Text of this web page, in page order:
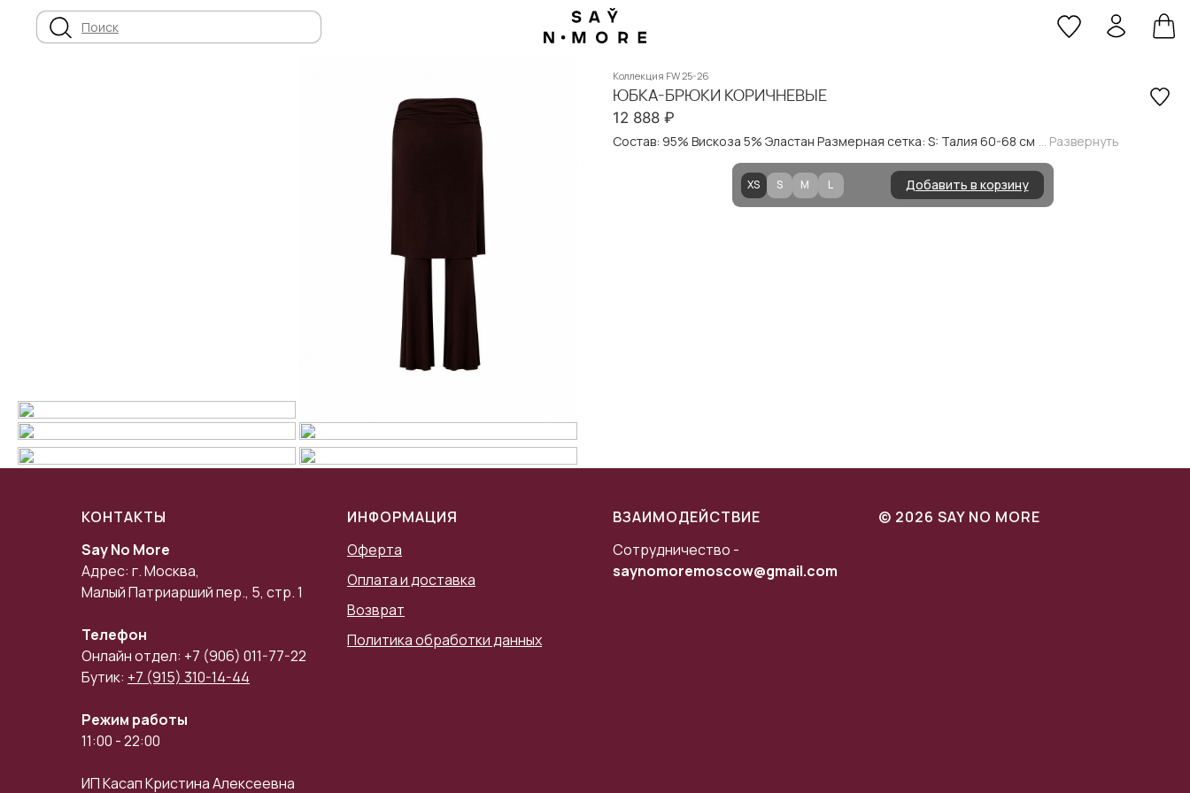
Поиск
Коллекция FW 25-26
ЮБКА-БРЮКИ КОРИЧНЕВЫЕ
12 888 ₽
Состав: 95% Вискоза 5% Эластан Размерная сетка: S: Талия 60-68 см ... Развернуть
XS S M L Добавить в корзину
КОНТАКТЫ
Say No More
Адрес: г. Москва,
Малый Патриарший пер., 5, стр. 1
Телефон
Онлайн отдел: +7 (906) 011-77-22
Бутик: +7 (915) 310-14-44
Режим работы
11:00 - 22:00
ИП Касап Кристина Алексеевна
ИНФОРМАЦИЯ
Оферта
Оплата и доставка
Возврат
Политика обработки данных
ВЗАИМОДЕЙСТВИЕ
Сотрудничество -
saynomoremoscow@gmail.com
© 2026 SAY NO MORE